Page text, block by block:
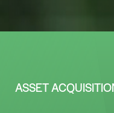
ASSET